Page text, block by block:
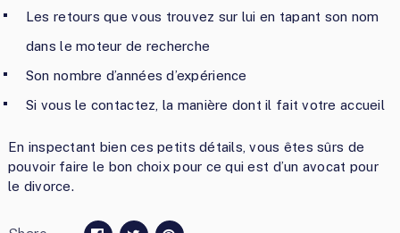
Les retours que vous trouvez sur lui en tapant son nom
dans le moteur de recherche
Son nombre d’années d’expérience
Si vous le contactez, la manière dont il fait votre accueil
En inspectant bien ces petits détails, vous êtes sûrs de
pouvoir faire le bon choix pour ce qui est d’un avocat pour
le divorce.